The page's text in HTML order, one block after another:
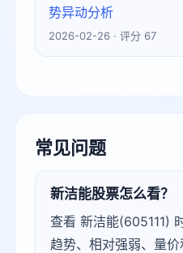
势异动分析
2026-02-26 · 评分 67
常见问题
新洁能股票怎么看？
查看 新洁能(605111)
趋势、相对强弱、量